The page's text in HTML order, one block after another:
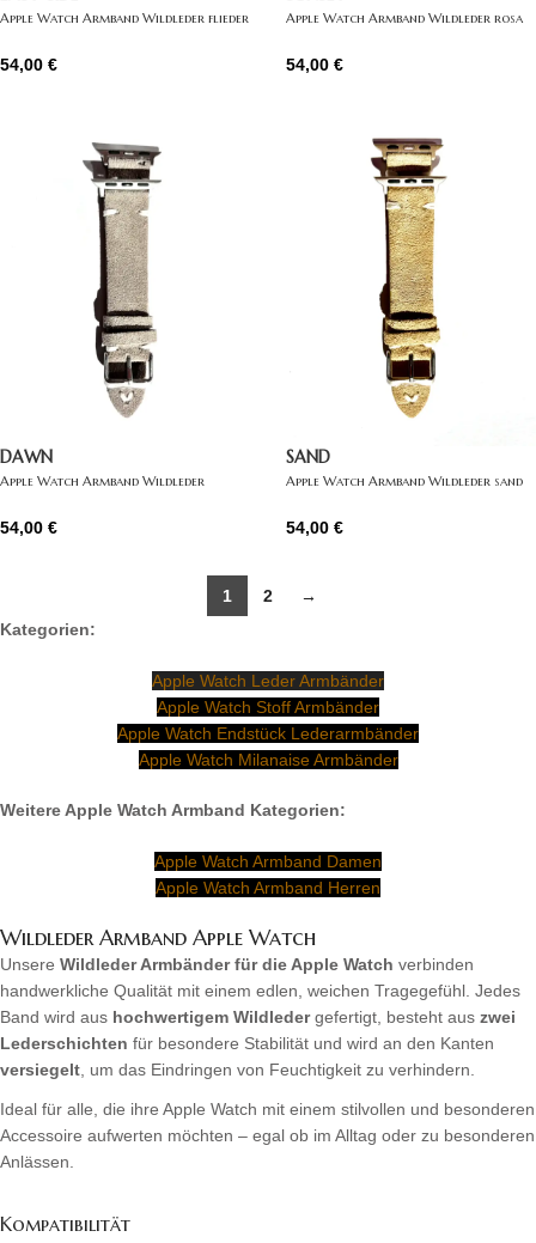
Apple Watch Armband Wildleder flieder
54,00 €
Apple Watch Armband Wildleder rosa
54,00 €
DAWN
Apple Watch Armband Wildleder
54,00 €
SAND
Apple Watch Armband Wildleder sand
54,00 €
1 2
→
Kategorien:
Apple Watch Leder Armbänder
Apple Watch Stoff Armbänder
Apple Watch Endstück Lederarmbänder
Apple Watch Milanaise Armbänder
Weitere Apple Watch Armband Kategorien:
Apple Watch Armband Damen
Apple Watch Armband Herren
Wildleder Armband Apple Watch
Unsere Wildleder Armbänder für die Apple Watch verbinden
handwerkliche Qualität mit einem edlen, weichen Tragegefühl. Jedes
Band wird aus hochwertigem Wildledergefertigt, besteht aus zwei
Lederschichten für besondere Stabilität und wird an den Kanten
versiegelt , um das Eindringen von Feuchtigkeit zu verhindern.
Ideal für alle, die ihre Apple Watch mit einem stilvollen und besonderen
Accessoire aufwerten möchten – egal ob im Alltag oder zu besonderen
Anlässen.
Kompatibilität